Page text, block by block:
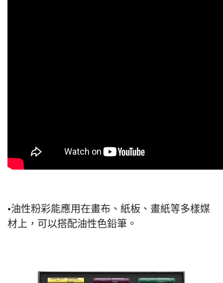
•油性粉彩能應用在畫布、紙板、畫紙等多樣媒
材上，可以搭配油性色鉛筆。